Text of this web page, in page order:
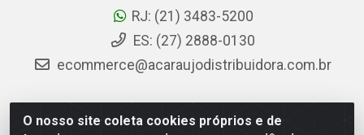
O nosso site coleta cookies próprios e de
RJ: (21) 3483-5200
ES: (27) 2888-0130
ecommerce@acaraujodistribuidora.com.br
AC Araujo Distribuidora - Rua Carneiro de Campos, 42 -